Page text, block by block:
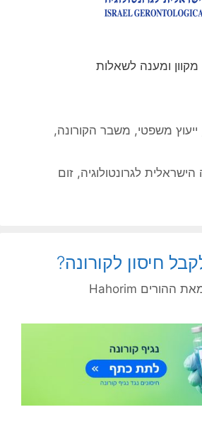
ומענה לשאלות
ייעוץ משפטי, משבר הקורונה,
הישראלית לגרונטולוגיה,זום
חיסון לקורונה?
ההורים Hahorim